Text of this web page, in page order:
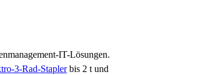
IT-Lösungen.
3-Rad-Staplerbis 2 t und